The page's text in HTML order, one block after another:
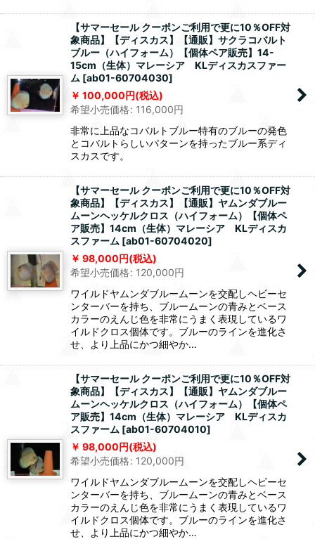
【サマーセール クーポンご利用で更に10％OFF対
象商品】【ディスカス】【通販】サクラコバルト
ブルー（ハイフォーム）【個体ペア販売】14-
15cm（生体）マレーシア KLディスカスファー
ム [ab01-60704030]
100,000円(税込)
希望小売価格: 116,000円
非常に上品なコバルトブルー特有のブルーの発色
とコバルトらしいパターンを持ったブルー系ディ
スカスです。
【サマーセール クーポンご利用で更に10％OFF対
象商品】【ディスカス】【通販】ヤムンダブルー
ムーンヘッケルクロス（ハイフォーム）【個体ペ
ア販売】14cm（生体）マレーシア KLディスカ
スファーム [ab01-60704020]
98,000円(税込)
希望小売価格: 120,000円
ワイルドヤムンダブルームーンを交配しヘビーセ
ンターバーを持ち、ブルームーンの青みとベース
カラーのえんじ色を非常にうまく表現しているワ
イルドクロス個体です。ブルーのラインを進化さ
せ、より上品にかつ細やか…
【サマーセール クーポンご利用で更に10％OFF対
象商品】【ディスカス】【通販】ヤムンダブルー
ムーンヘッケルクロス（ハイフォーム）【個体ペ
ア販売】14cm（生体）マレーシア KLディスカ
スファーム [ab01-60704010]
98,000円(税込)
希望小売価格: 120,000円
ワイルドヤムンダブルームーンを交配しヘビーセ
ンターバーを持ち、ブルームーンの青みとベース
カラーのえんじ色を非常にうまく表現しているワ
イルドクロス個体です。ブルーのラインを進化さ
せ、より上品にかつ細やか…